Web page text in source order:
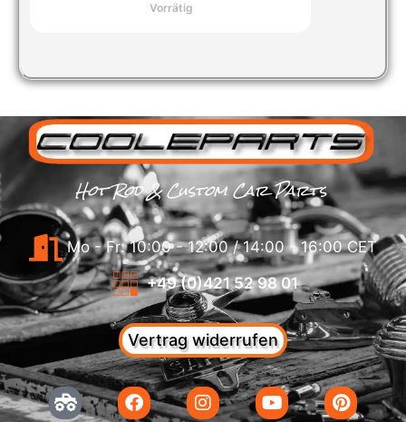
Vorrätig
Hot Rod & Custom Car Parts
Mo - Fr: 10:00 - 12:00 / 14:00 - 16:00 CET
+49 (0)421 52 98 01
Vertrag widerrufen